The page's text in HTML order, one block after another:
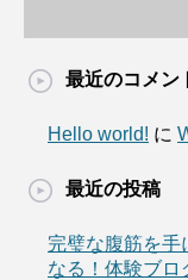
最近のコメン
Hello world! に
最近の投稿
完璧な腹筋を手
なる！体験ブロ